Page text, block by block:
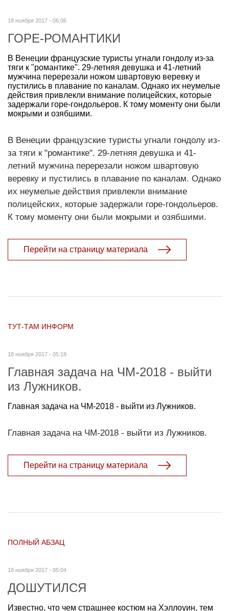
18 ноября 2017 - 06:06
ГОРЕ-РОМАНТИКИ
В Венеции французские туристы угнали гондолу из-за
тяги к "романтике". 29-летняя девушка и 41-летний
мужчина перерезали ножом швартовую веревку и
пустились в плавание по каналам. Однако их неумелые
действия привлекли внимание полицейских, которые
задержали горе-гондольеров. К тому моменту они были
мокрыми и озябшими.
В Венеции французские туристы угнали гондолу из-
за тяги к "романтике". 29-летняя девушка и 41-
летний мужчина перерезали ножом швартовую
веревку и пустились в плавание по каналам. Однако
их неумелые действия привлекли внимание
полицейских, которые задержали горе-гондольеров.
К тому моменту они были мокрыми и озябшими.
Перейти на страницу материала
ТУТ-ТАМ ИНФОРМ
18 ноября 2017 - 05:18
Главная задача на ЧМ-2018 - выйти
из Лужников.
Главная задача на ЧМ-2018 - выйти из Лужников.
Главная задача на ЧМ-2018 - выйти из Лужников.
Перейти на страницу материала
ПОЛНЫЙ АБЗАЦ
18 ноября 2017 - 05:04
ДОШУТИЛСЯ
Известно, что чем страшнее костюм на Хэллоуин, тем